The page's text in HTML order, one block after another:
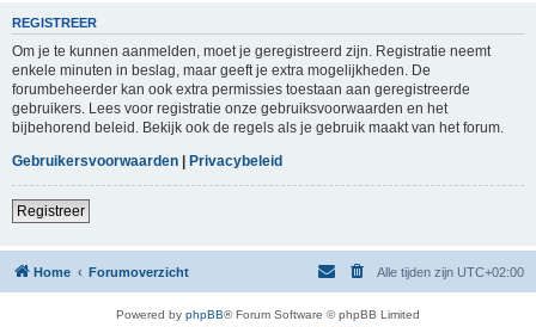
REGISTREER
Om je te kunnen aanmelden, moet je geregistreerd zijn. Registratie neemt
enkele minuten in beslag, maar geeft je extra mogelijkheden. De
forumbeheerder kan ook extra permissies toestaan aan geregistreerde
gebruikers. Lees voor registratie onze gebruiksvoorwaarden en het
bijbehorend beleid. Bekijk ook de regels als je gebruik maakt van het forum.
Gebruikersvoorwaarden | Privacybeleid
Registreer
Home Forumoverzicht Alle tijden zijn UTC+02:00
Powered by phpBB® Forum Software © phpBB Limited